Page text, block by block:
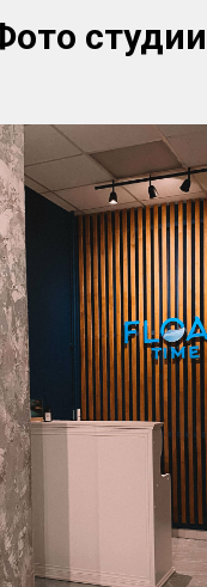
студии